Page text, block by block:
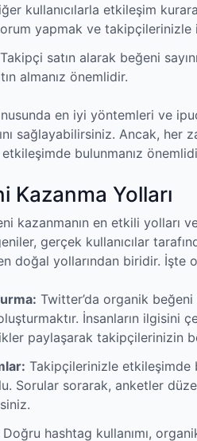
kullanıcılarla etkileşim
yapmak ve
satın alarak beğeni
almanız önemlidir.
en iyi yöntemleri ve
sağlayabilirsiniz. Ancak, her
bulunmanız
Kazanma Yolları
kazanmanın en etkili yolları
gerçek kullanıcılar
doğal yollarından biridir. İşte
Twitter’da organik
İnsanların ilgisini
paylaşarak takipçilerinizin
Takipçilerinizle etkileşimde
Sorular sorarak, anketler
Doğru hashtag kullanımı,